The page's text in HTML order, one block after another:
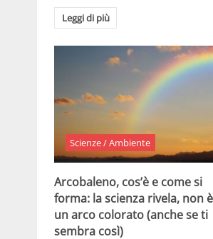
Leggi di più
Scienze / Ambiente
Arcobaleno, cos’è e come si
forma: la scienza rivela, non è
un arco colorato (anche se ti
sembra così)